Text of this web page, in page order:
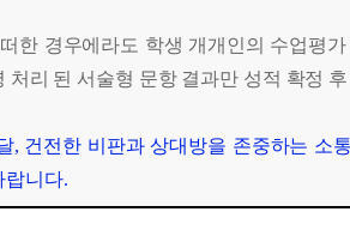
한 경우에라도 학생 개개인의 수업평
처리 된 서술형 문항 결과만 성적 확정
, 건전한 비판과 상대방을 존중하는 소
랍니다.